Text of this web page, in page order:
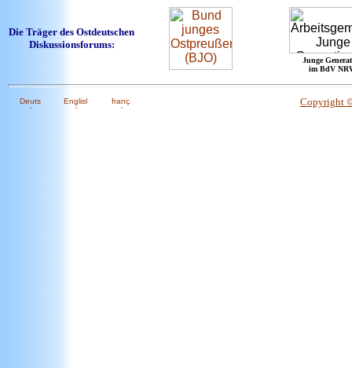
Die Träger des Ostdeutschen
Diskussionsforums:
Junge
im BdV
Copyright